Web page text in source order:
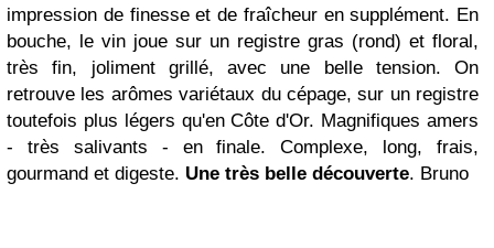
impression de finesse et de fraîcheur en supplément. En
bouche, le vin joue sur un registre gras (rond) et floral,
très fin, joliment grillé, avec une belle tension. On
retrouve les arômes variétaux du cépage, sur un registre
toutefois plus légers qu'en Côte d'Or. Magnifiques amers
- très salivants - en finale. Complexe, long, frais,
gourmand et digeste. Une très belle découverte. Bruno